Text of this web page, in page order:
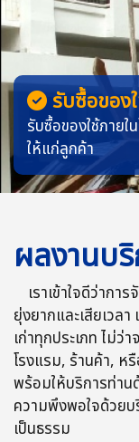
รับซื้อของ
รับซื้อของใช้ภาย
ให้แก่ลูกค้า
ผลงานบริ
เราเข้าใจดีว่ากา
ยุ่งยากและเสียเวล
เก่าทุกประเภท ไม่ว่
โรงแรม, ร้านค้า, ห
พร้อมให้บริการท่าน
ความพึงพอใจด้วยบ
เป็นธรรม